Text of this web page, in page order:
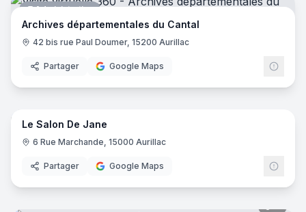
Administration
Archives départementales du Cantal
42 bis rue Paul Doumer, 15200 Aurillac
Partager Google Maps
Salon de coiffure
7
Le Salon De Jane
6 Rue Marchande, 15000 Aurillac
Partager Google Maps